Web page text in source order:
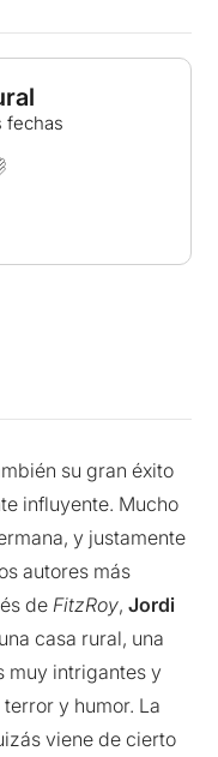
fechas
su gran éxito
influyente. Mucho
y justamente
autores más
deFitzRoy,Jordi
casa rural, una
muy intrigantes y
y humor. La
viene de cierto